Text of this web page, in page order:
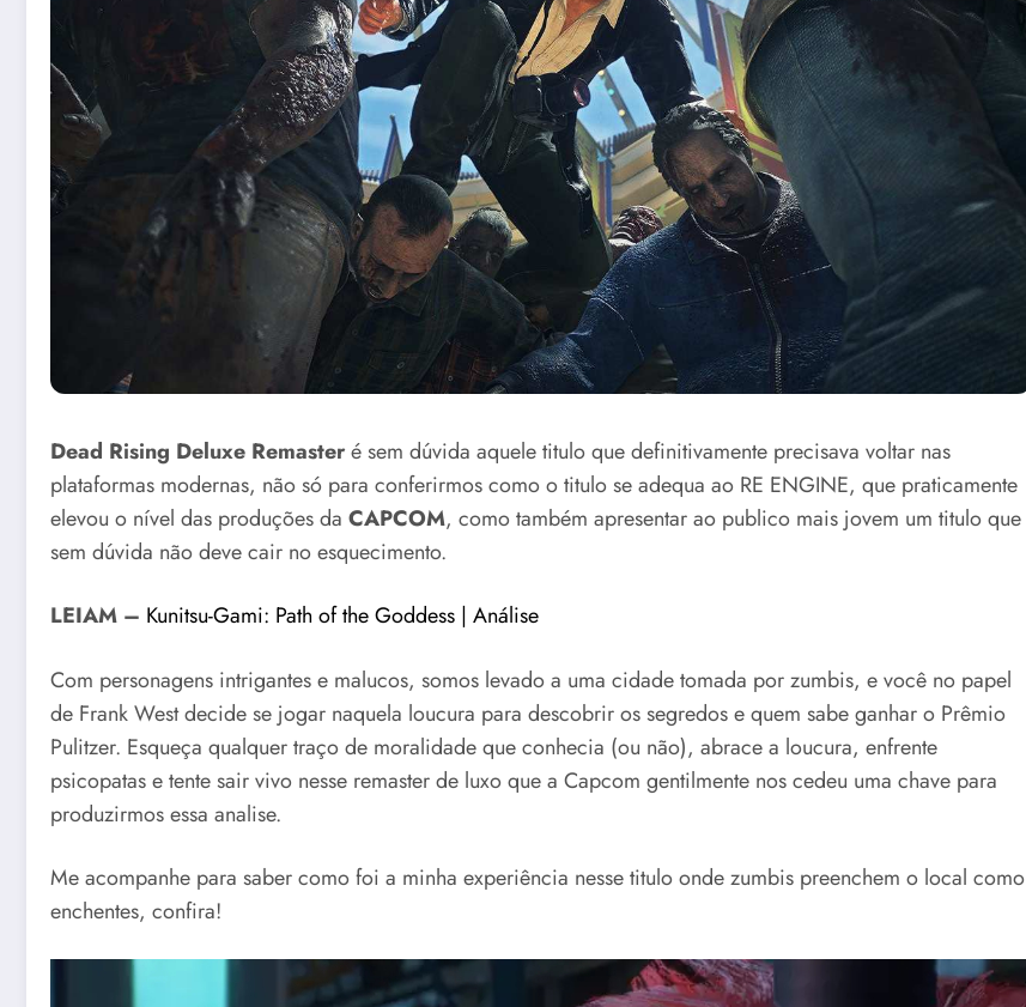
Dead Rising Deluxe Remasteré sem dúvida aquele titulo que definitivamente precisava voltar nas
plataformas modernas, não só para conferirmos como o titulo se adequa ao RE ENGINE, que praticamente
elevou o nível das produções da CAPCOM, como também apresentar ao publico mais jovem um titulo que
sem dúvida não deve cair no esquecimento.
LEIAM – Kunitsu-Gami: Path of the Goddess | Análise
Com personagens intrigantes e malucos, somos levado a uma cidade tomada por zumbis, e você no papel
de Frank West decide se jogar naquela loucura para descobrir os segredos e quem sabe ganhar o Prêmio
Pulitzer. Esqueça qualquer traço de moralidade que conhecia (ou não), abrace a loucura, enfrente
psicopatas e tente sair vivo nesse remaster de luxo que a Capcom gentilmente nos cedeu uma chave para
produzirmos essa analise.
Me acompanhe para saber como foi a minha experiência nesse titulo onde zumbis preenchem o local como
enchentes, confira!